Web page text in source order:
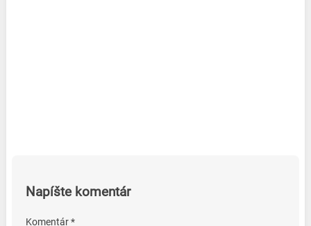
Napíšte komentár
Komentár *